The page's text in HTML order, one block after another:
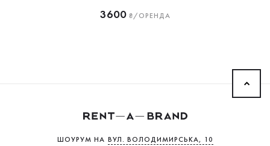
3600₴/ОРЕНДА
ШОУРУМ НА ВУЛ. ВОЛОДИМИРСЬКА, 10